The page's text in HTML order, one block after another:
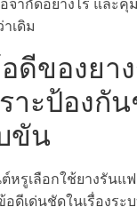
เดิม
ดีของยา
าะป้องกั
ขัน
หรูเลือกใช้ยางรันแ
ดีเด่นชัดในเรื่องร